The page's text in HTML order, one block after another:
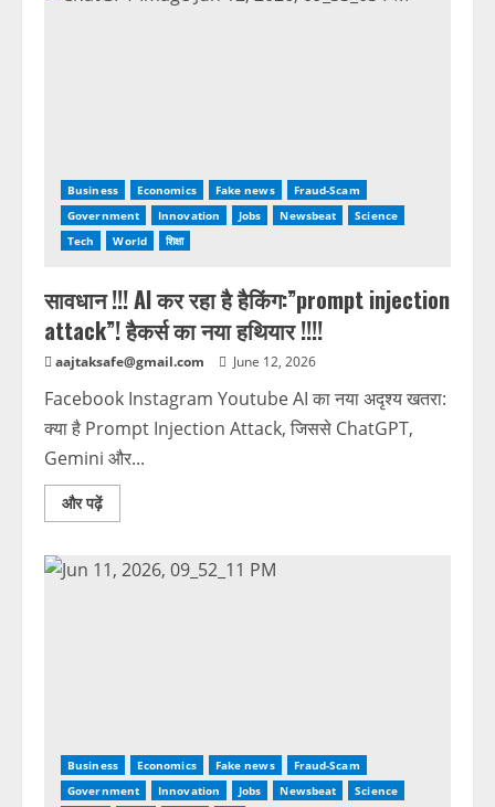
Business Economics Fake news
Fraud-Scam
Government
Innovation Jobs Newsbeat
Science
Tech
World शिक्षा
सावधान !!! AI कर रहा है हैकिंग:”prompt injection
attack”! हैकर्स का नया हथियार !!!!
aajtaksafe@gmail.com June 12, 2026
Facebook Instagram Youtube AI का नया अदृश्य खतरा:
क्या है Prompt Injection Attack, जिससे ChatGPT,
Gemini और...
और पढ़ें
Business Economics Fake news
Fraud-Scam
Government
Innovation Jobs Newsbeat Science